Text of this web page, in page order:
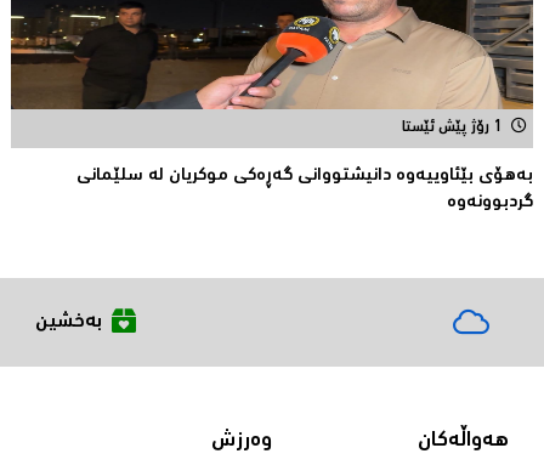
1 رۆژ پێش ئێستا
بەهۆی بێئاوییەوە دانیشتووانی گەڕەكی موكریان لە سلێمانی
گردبوونەوە
بەخشین
هەواڵەکان وەرزش